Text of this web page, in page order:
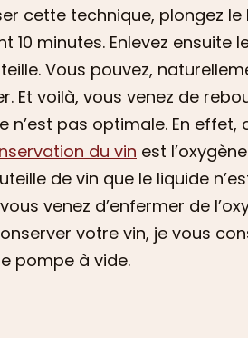
cette technique, plongez
10 minutes. Enlevez ensuite
Vous pouvez,
Et voilà, vous venez de
n’est pas optimale. En effet,
du vin est
de vin que le liquide
venez d’enfermer de
votre vin, je vous
pompe à vide.